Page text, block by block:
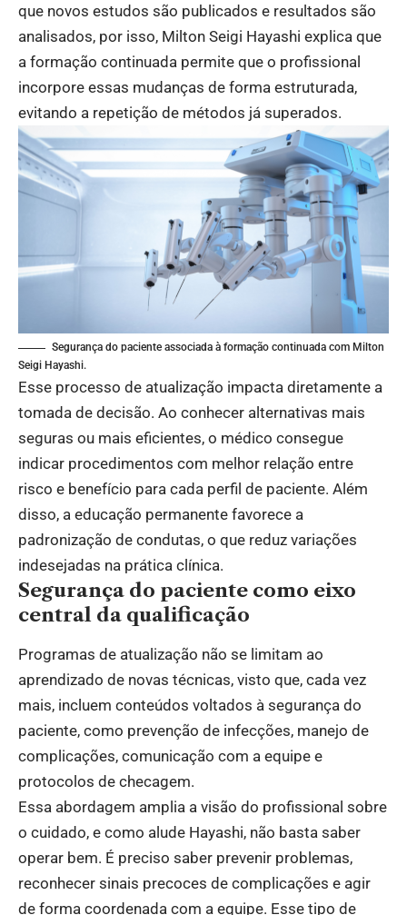
que novos estudos são publicados e resultados são
analisados, por isso, Milton Seigi Hayashi explica que
a formação continuada permite que o profissional
incorpore essas mudanças de forma estruturada,
evitando a repetição de métodos já superados.
Segurança do paciente associada à formação continuada com Milton
Seigi Hayashi.
Esse processo de atualização impacta diretamente a
tomada de decisão. Ao conhecer alternativas mais
seguras ou mais eficientes, o médico consegue
indicar procedimentos com melhor relação entre
risco e benefício para cada perfil de paciente. Além
disso, a educação permanente favorece a
padronização de condutas, o que reduz variações
indesejadas na prática clínica.
Segurança do paciente como eixo
central da qualificação
Programas de atualização não se limitam ao
aprendizado de novas técnicas, visto que, cada vez
mais, incluem conteúdos voltados à segurança do
paciente, como prevenção de infecções, manejo de
complicações, comunicação com a equipe e
protocolos de checagem.
Essa abordagem amplia a visão do profissional sobre
o cuidado, e como alude Hayashi, não basta saber
operar bem. É preciso saber prevenir problemas,
reconhecer sinais precoces de complicações e agir
de forma coordenada com a equipe. Esse tipo de